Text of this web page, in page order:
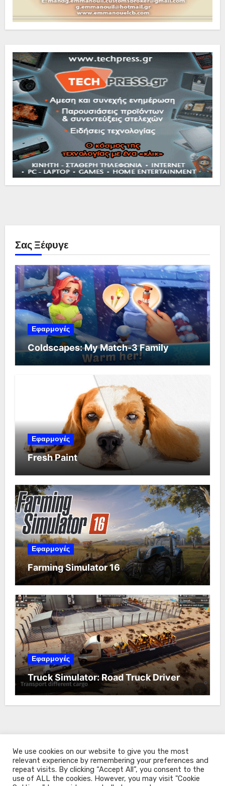
Σας Ξέφυγε
Εφαρμογές
Coldscapes: My Match-3 Family
Εφαρμογές
Fresh Paint
Εφαρμογές
Farming Simulator 16
Εφαρμογές
Truck Simulator: Road Truck Driver
We use cookies on our website to give you the most
relevant experience by remembering your preferences and
repeat visits. By clicking “Accept All”, you consent to the
use of ALL the cookies. However, you may visit "Cookie